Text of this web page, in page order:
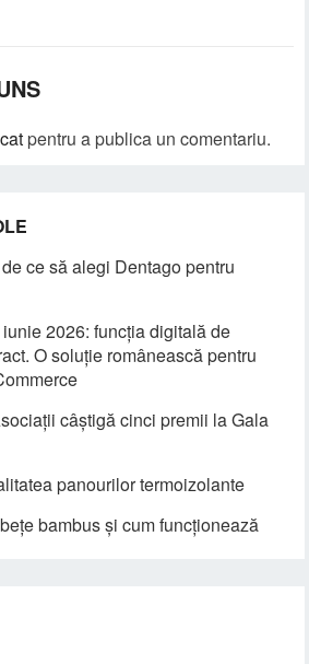
pentru a publica un comentariu.
ce să alegi Dentago pentru
2026: funcția digitală de
O soluție românească pentru
câștigă cinci premii la Gala
panourilor termoizolante
bambus și cum funcționează